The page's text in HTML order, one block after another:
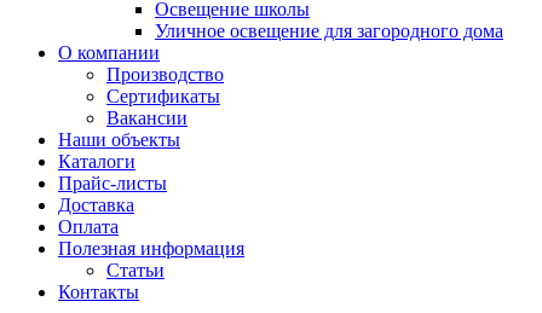
Освещение школы
Уличное освещение для загородного дома
О компании
Производство
Сертификаты
Вакансии
Наши объекты
Каталоги
Прайс-листы
Доставка
Оплата
Полезная информация
Статьи
Контакты